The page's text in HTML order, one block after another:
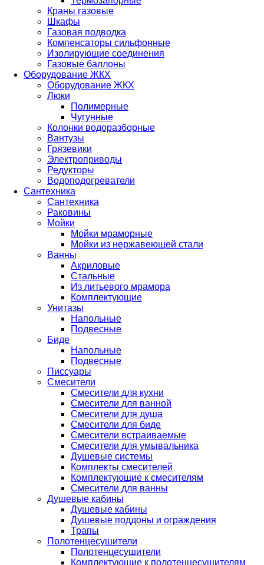
Краны газовые
Шкафы
Газовая подводка
Компенсаторы сильфонные
Изолирующие соединения
Газовые баллоны
Оборудование ЖКХ
Оборудование ЖКХ
Люки
Полимерные
Чугунные
Колонки водоразборные
Вантузы
Грязевики
Электроприводы
Редукторы
Водоподогреватели
Сантехника
Сантехника
Раковины
Мойки
Мойки мраморные
Мойки из нержавеющей стали
Ванны
Акриловые
Стальные
Из литьевого мрамора
Комплектующие
Унитазы
Напольные
Подвесные
Биде
Напольные
Подвесные
Писсуары
Смесители
Смесители для кухни
Смесители для ванной
Смесители для душа
Смесители для биде
Смесители встраиваемые
Смесители для умывальника
Душевые системы
Комплекты смесителей
Комплектующие к смесителям
Смесители для ванны
Душевые кабины
Душевые кабины
Душевые поддоны и ограждения
Трапы
Полотенцесушители
Полотенцесушители
Комплектующие к полотенцесушителям